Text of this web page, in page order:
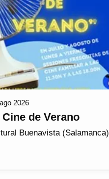
2026
de Verano
Buenavista (Salamanca)